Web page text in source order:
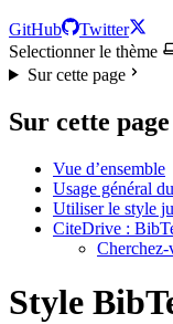
GitHub
Twitter
Selectionner le thème
Sur cette page
Sur cette page
Vue d’ensemble
Usage général
Utiliser le style
CiteDrive :
Style